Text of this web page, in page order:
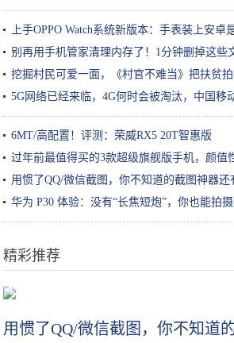
上手OPPO Watch系统新版本：手表装上安卓
别再用手机管家清理内存了！1分钟删掉这些
G
挖掘村民可爱一面，《村官不难当》把扶贫
5G网络已经来临，4G何时会被淘汰，中国移
6MT/高配置！评测：荣威RX5 20T智惠版
过年前最值得买的3款超级旗舰版手机，颜值
用惯了QQ/微信截图，你不知道的截图神器还
华为 P30 体验：没有“长焦短炮”，你也能拍
精彩推荐
不盲目跟风，化妆水一定要选适合自己肤质的
用惯了QQ/微信截图，你不知道